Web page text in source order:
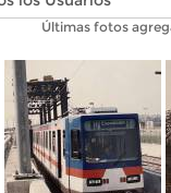
Últimas fotos